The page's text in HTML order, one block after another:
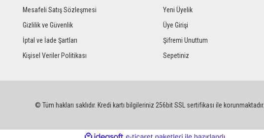
Mesafeli Satış Sözleşmesi
Gizlilik ve Güvenlik
İptal ve İade Şartları
Kişisel Veriler Politikası
Yeni Üyelik
Üye Girişi
Şifremi Unuttum
Sepetiniz
© Tüm hakları saklıdır. Kredi kartı bilgileriniz 256bit SSL sertifikası ile korunmaktadır.